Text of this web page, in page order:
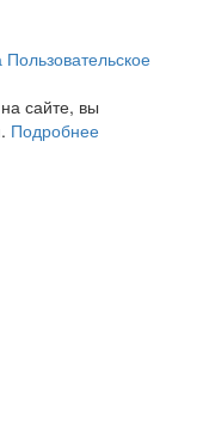
Пользовательское
сайте, вы
Подробнее